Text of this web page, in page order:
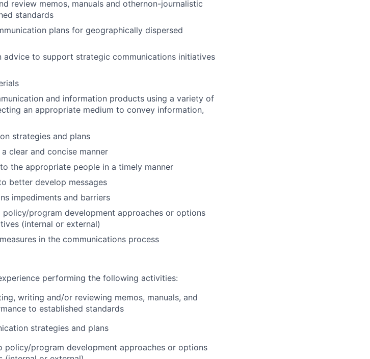
review memos, manuals and othernon-journalistic
standards
plans for geographically dispersed
advice to support strategic communications initiatives
and information products using a variety of
an appropriate medium to convey information,
strategies and plans
clear and concise manner
the appropriate people in a timely manner
better develop messages
impediments and barriers
program development approaches or options
(internal or external)
in the communications process
performing the following activities:
writing and/or reviewing memos, manuals, and
to established standards
strategies and plans
program development approaches or options